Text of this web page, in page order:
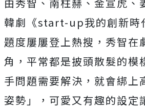
韓劇《start-up我的創新時
題度屢屢登上熱搜，秀智在
角，平常都是披頭散髮的模
手問題需要解決，就會綁上
姿勢」，可愛又有趣的設定